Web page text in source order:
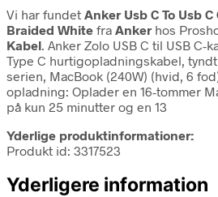
Vi har fundet Anker Usb C To Usb
Braided White fra Anker hos
Kabel. Anker Zolo USB C til USB
Type C hurtigopladningskabel,
serien, MacBook (240W) (hvid, 6
opladning: Oplader en 16-tommer
på kun 25 minutter og en 13
Yderlige produktinformationer:
Produkt id: 3317523
Yderligere information